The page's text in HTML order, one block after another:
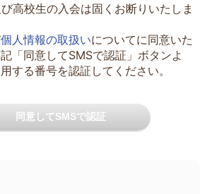
高校生の入会は固くお断りいたしま
個人情報の取扱いについてに同意いた
「同意してSMSで認証」ボタンよ
する番号を認証してください。
同意してSMSで認証